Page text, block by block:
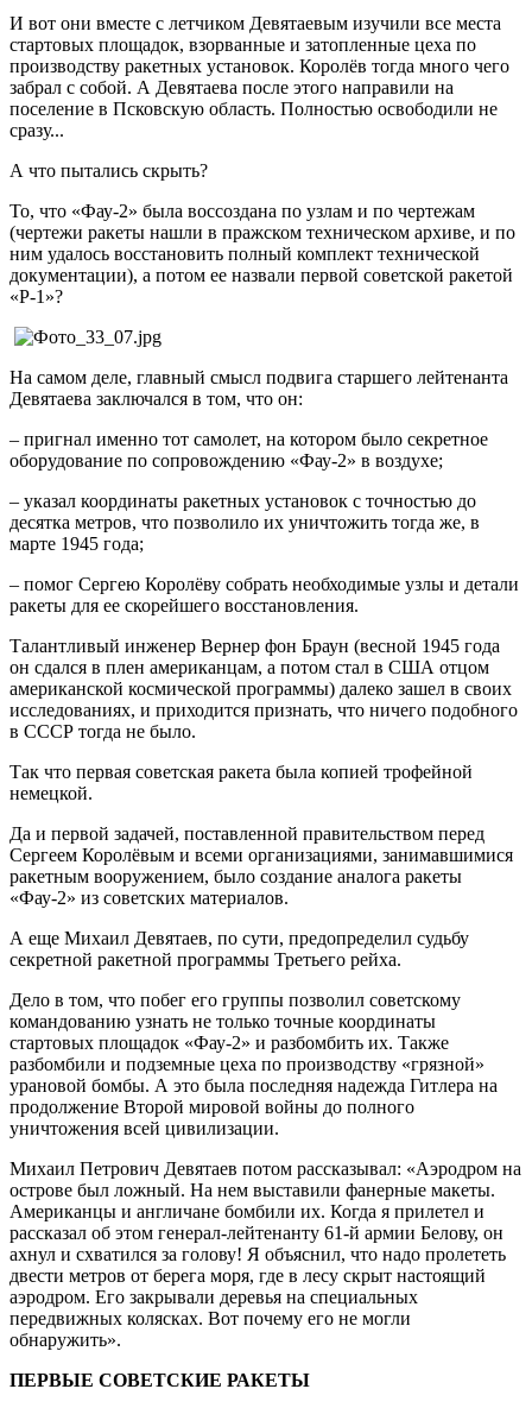
И вот они вместе с летчиком Девятаевым изучили все места
стартовых площадок, взорванные и затопленные цеха по
производству ракетных установок. Королёв тогда много чего
забрал с собой. А Девятаева после этого направили на
поселение в Псковскую область. Полностью освободили не
сразу...
А что пытались скрыть?
То, что «Фау-2» была воссоздана по узлам и по чертежам
(чертежи ракеты нашли в пражском техническом архиве, и по
ним удалось восстановить полный комплект технической
документации), а потом ее назвали первой советской ракетой
«Р-1»?
На самом деле, главный смысл подвига старшего лейтенанта
Девятаева заключался в том, что он:
– пригнал именно тот самолет, на котором было секретное
оборудование по сопровождению «Фау-2» в воздухе;
– указал координаты ракетных установок с точностью до
десятка метров, что позволило их уничтожить тогда же, в
марте 1945 года;
– помог Сергею Королёву собрать необходимые узлы и детали
ракеты для ее скорейшего восстановления.
Талантливый инженер Вернер фон Браун (весной 1945 года
он сдался в плен американцам, а потом стал в США отцом
американской космической программы) далеко зашел в своих
исследованиях, и приходится признать, что ничего подобного
в СССР тогда не было.
Так что первая советская ракета была копией трофейной
немецкой.
Да и первой задачей, поставленной правительством перед
Сергеем Королёвым и всеми организациями, занимавшимися
ракетным вооружением, было создание аналога ракеты
«Фау-2» из советских материалов.
А еще Михаил Девятаев, по сути, предопределил судьбу
секретной ракетной программы Третьего рейха.
Дело в том, что побег его группы позволил советскому
командованию узнать не только точные координаты
стартовых площадок «Фау-2» и разбомбить их. Также
разбомбили и подземные цеха по производству «грязной»
урановой бомбы. А это была последняя надежда Гитлера на
продолжение Второй мировой войны до полного
уничтожения всей цивилизации.
Михаил Петрович Девятаев потом рассказывал: «Аэродром на
острове был ложный. На нем выставили фанерные макеты.
Американцы и англичане бомбили их. Когда я прилетел и
рассказал об этом генерал-лейтенанту 61-й армии Белову, он
ахнул и схватился за голову! Я объяснил, что надо пролететь
двести метров от берега моря, где в лесу скрыт настоящий
аэродром. Его закрывали деревья на специальных
передвижных колясках. Вот почему его не могли
обнаружить».
ПЕРВЫЕ СОВЕТСКИЕ РАКЕТЫ